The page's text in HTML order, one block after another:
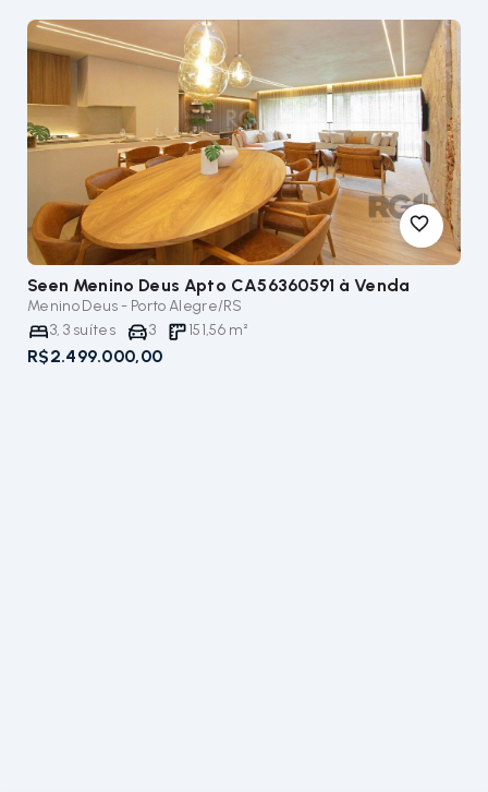
Seen Menino Deus Apto CA56360591 à Venda
Menino Deus - Porto Alegre/RS
3,3 suítes 3 151,56 m²
R$2.499.000,00